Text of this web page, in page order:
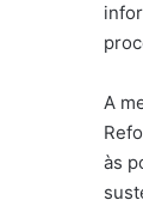
A
às